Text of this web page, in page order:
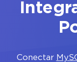
Conectar